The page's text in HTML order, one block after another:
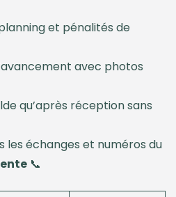
et pénalités de
avec photos
qu’après réception sans
les échanges et numéros du
📞